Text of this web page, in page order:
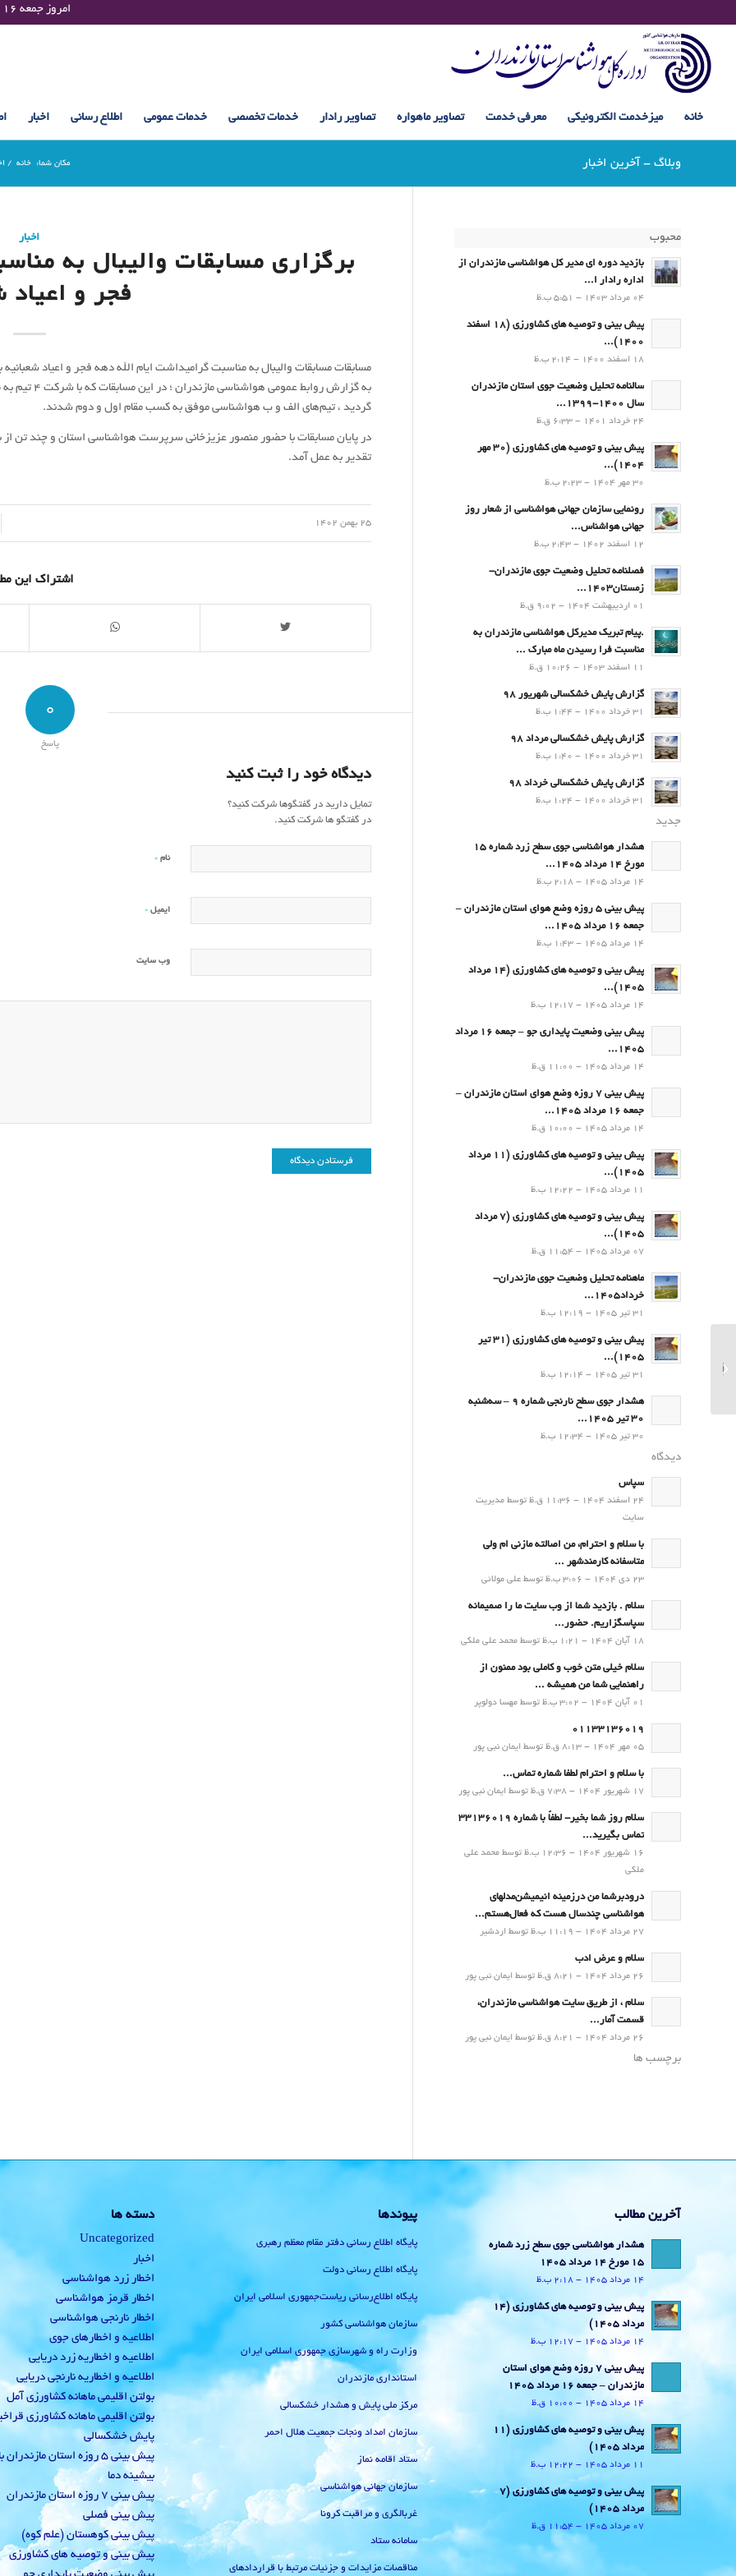
Friday 07 August 2026 , 23:32 UTC ¤¤¤¤ امروز جمعه ۱۶ مرداد ۱۴۰۵ساعت : ۲۳:۳۲
خانه میزخدمت الکترونیکی معرفی خدمت تصاویر ماهواره تصاویر رادار خدمات تخصصی خدمات عمومی اطلاع رسانی اخبار
وبلاگ - آخرین اخبار مکان شما: خانه /
اخبار
برگزاری مسابقات والیبال به
فجر و اعیاد
مسابقات مسابقات والیبال به مناسبت گرامیداشت ایام الله دهه فجر و اعیاد
به گزارش
گردید ، تیم‌های الف و ب هواشناسی موفق به کسب مقام اول و دوم شدند.
تقدیر به عمل آمد.
25 بهمن 1402
اشتراک این
0
پاسخ
دیدگاه خود را ثبت کنید
تمایل دارید در گفتگوها شرکت کنید؟
در گفتگو ها شرکت کنید.
نام *
ایمیل *
وب‌ سایت
محبوب
بازدید دوره ای مدیر کل هواشناسی مازندران از
اداره رادار ا...
04 مرداد 1403 - 5:51 ب.ظ
پیش بینی و توصیه های کشاورزی (18 اسفند
1400)...
18 اسفند 1400 - 2:14 ب.ظ
سالنامه تحلیل وضعیت جوی استان مازندران
سال 1400-1399...
24 خرداد 1401 - 6:33 ق.ظ
پیش بینی و توصیه های کشاورزی (30 مهر
۱۴۰۴)...
30 مهر 1404 - 2:23 ب.ظ
رونمایی سازمان جهانی هواشناسی از شعار روز
جهانی هواشناس...
12 اسفند 1402 - 2:43 ب.ظ
فصلنامه تحلیل وضعیت جوی مازندران-
زمستان۱۴۰۳...
01 اردیبهشت 1404 - 9:02 ق.ظ
.پيام تبريك مدیرکل هواشناسی مازندران به
مناسبت فرا رسيدن ماه مبارك ...
11 اسفند 1403 - 10:26 ق.ظ
گزارش پایش خشکسالی شهریور 98
31 خرداد 1400 - 1:44 ب.ظ
گزارش پایش خشکسالی مرداد 98
31 خرداد 1400 - 1:40 ب.ظ
گزارش پایش خشکسالی خرداد 98
31 خرداد 1400 - 1:24 ب.ظ
جدید
هشدار هواشناسی جوی سطح زرد شماره 15
مورخ 14 مرداد 1405...
14 مرداد 1405 - 2:18 ب.ظ
پیش بینی 5 روزه وضع هوای استان مازندران –
جمعه 16 مرداد 1405...
14 مرداد 1405 - 1:43 ب.ظ
پیش بینی و توصیه های کشاورزی (14 مرداد
۱۴۰۵)...
14 مرداد 1405 - 12:17 ب.ظ
پیش بینی وضعیت پایداری جو – جمعه 16 مرداد
1405...
14 مرداد 1405 - 11:00 ق.ظ
پیش بینی 7 روزه وضع هوای استان مازندران –
جمعه 16 مرداد 1405...
14 مرداد 1405 - 10:00 ق.ظ
پیش بینی و توصیه های کشاورزی (11 مرداد
۱۴۰۵)...
11 مرداد 1405 - 12:22 ب.ظ
پیش بینی و توصیه های کشاورزی (7 مرداد
۱۴۰۵)...
07 مرداد 1405 - 11:54 ق.ظ
ماهنامه تحلیل وضعیت جوی مازندران-
خرداد1405...
31 تیر 1405 - 12:19 ب.ظ
پیش بینی و توصیه های کشاورزی (31 تیر
۱۴۰۵)...
31 تیر 1405 - 12:14 ب.ظ
هشدار جوی سطح نارنجی شماره 9 – سه‌شنبه
30 تیر 1405...
30 تیر 1405 - 12:34 ب.ظ
دیدگاه
سپاس
24 اسفند 1404 - 11:36 ق.ظ توسط مدیریت
سایت
با سلام و احترام، من اصالته مازنی ام ولی
متاسفانه کارمندشهر ...
23 دی 1404 - 3:06 ب.ظ توسط علی مولائی
سلام . بازدید شما از وب سایت ما را صمیمانه
سپاسگزاریم. حضور...
18 آبان 1404 - 1:21 ب.ظ توسط محمد علی ملکی
سلام خیلی متن خوب و کاملی بود ممنون از
راهنمایی شما من همیشه ...
01 آبان 1404 - 3:02 ب.ظ توسط مهسا دولوپر
01133136019
05 مهر 1404 - 8:13 ق.ظ توسط ایمان نبی پور
با سلام و احترام لطفا شماره تماس...
17 شهریور 1404 - 7:38 ق.ظ توسط ایمان نبی پور
سلام روز شما بخیر- لطفاً با شماره 33136019
تماس بگیرید...
16 شهریور 1404 - 12:36 ب.ظ توسط محمد علی
ملکی
درودبرشما من درزمینه انیمیشن‌مدلهای
هواشناسی چندسال هست که فعال‌هستم...
27 مرداد 1404 - 11:19 ب.ظ توسط اردشیر
سلام و عرض ادب
26 مرداد 1404 - 8:21 ق.ظ توسط ایمان نبی پور
سلام ، از طریق سایت هواشناسی مازندران،
قسمت آمار...
26 مرداد 1404 - 8:21 ق.ظ توسط ایمان نبی پور
برچسب ها
آخرین مطالب
هشدار هواشناسی جوی سطح زرد شماره
15 مورخ 14 مرداد 1405
14 مرداد 1405 - 2:18 ب.ظ
پیش بینی و توصیه های کشاورزی (14
مرداد ۱۴۰۵)
14 مرداد 1405 - 12:17 ب.ظ
پیش بینی 7 روزه وضع هوای استان
مازندران – جمعه 16 مرداد 1405
14 مرداد 1405 - 10:00 ق.ظ
پیش بینی و توصیه های کشاورزی (11
مرداد ۱۴۰۵)
11 مرداد 1405 - 12:22 ب.ظ
پیش بینی و توصیه های کشاورزی (7
مرداد ۱۴۰۵)
07 مرداد 1405 - 11:54 ق.ظ
پیوندها
پایگاه اطلاع رسانی دفتر مقام معظم رهبری
پایگاه اطلاع رسانی دولت
پایگاه اطلاع‌رسانی ریاست‌جمهوری اسلامی ایران
سازمان هواشناسی کشور
وزارت راه و شهرسازی جمهوری اسلامی ایران
استانداری مازندران
مرکز ملی پایش و هشدار خشکسالی
سازمان امداد ونجات جمعیت هلال احمر
ستاد اقامه نماز
سازمان جهانی هواشناسی
غربالگری و مراقبت کرونا
سامانه ستاد
مناقصات مزایدات و جزئیات مرتبط با قراردادهای
دسته ها
Uncategorized
اخبار
اخطار زرد هواشناسی
اخطار قرمز هواشناسی
اخطار نارنجی هواشناسی
اطلاعیه و اخطارهای جوی
اطلاعیه و اخطاریه زرد دریایی
اطلاعیه و اخطاریه نارنجی دریایی
بولتن اقلیمی ماهانه کشاورزی آمل
بولتن اقلیمی ماهانه کشاورزی
پایش خشکسالی
پیش بینی 5 روزه استان
بیشینه دما
پیش بینی 7 روزه استان مازندران
پیش بینی فصلی
پیش بینی کوهستان (علم کوه)
پیش بینی و توصیه های کشاورزی
پیش بینی و توصیه های
کشاورزی (25 بهمن۱۴۰۲)